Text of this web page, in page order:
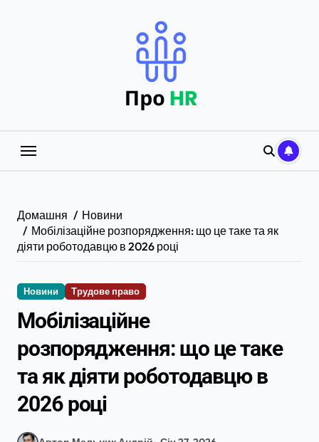
Домашня
Новини
Мобілізаційне розпорядження: що це таке та як
діяти роботодавцю в 2026 році
Новини Трудове право
Мобілізаційне
розпорядження: що це таке
та як діяти роботодавцю в
2026 році